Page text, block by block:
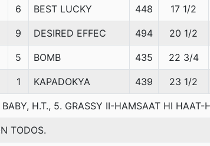
6 BEST LUCKY 448 17 1/2
9 DESIRED EFFEC 494 20 1/2
5 BOMB 435 22 3/4
1 KAPADOKYA 439 23 1/2
H.T., 5. GRASSY II-HAMSAAT HI HAAT-
TODOS.